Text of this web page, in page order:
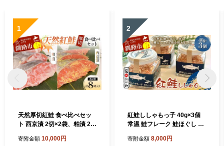
1
天然厚切紅鮭 食べ比べセッ
ト 西京漬 2切×2袋、粕漬 2切
粕漬け 西京焼き 西京漬 海鮮
寄附金額 10,000円
2
紅鮭ししゃもっ子 40g×3個
常温 鮭フレーク 鮭ほぐし ふ
魚 魚介 海産物 海鮮 魚卵 ご
寄附金額 8,000円